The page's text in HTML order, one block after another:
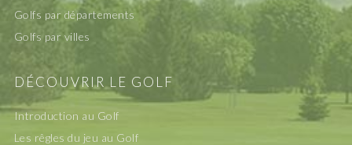
Golfs par départements
Golfs par villes
DÉCOUVRIR LE GOLF
Introduction au Golf
Les rêgles du jeu au Golf